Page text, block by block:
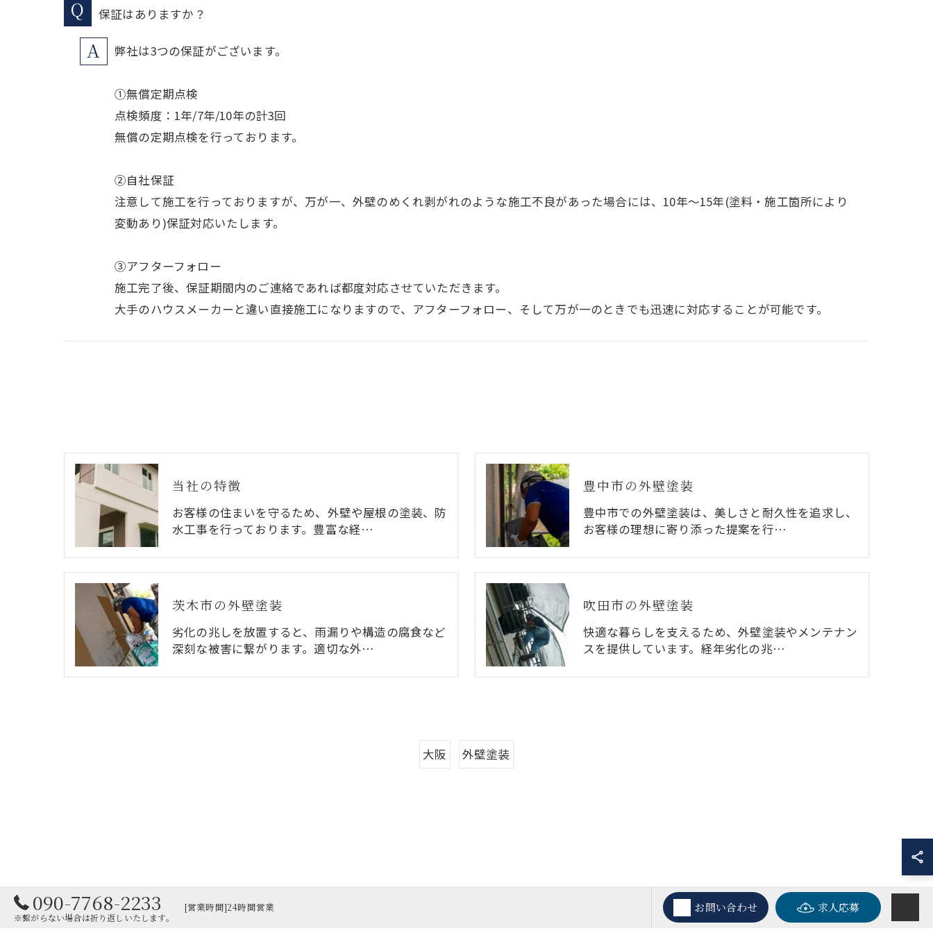
保証はありますか？
弊社は3つの保証がございます。
①無償定期点検
点検頻度：1年/7年/10年の計3回
無償の定期点検を行っております。
②自社保証
注意して施工を行っておりますが、万が一、外壁のめくれ剥がれのような施工不良があった場合には、10年～15年(塗料・施工箇所により
変動あり)保証対応いたします。
③アフターフォロー
施工完了後、保証期間内のご連絡であれば都度対応させていただきます。
大手のハウスメーカーと違い直接施工になりますので、アフターフォロー、そして万が一のときでも迅速に対応することが可能です。
当社の特徴
お客様の住まいを守るため、外壁や屋根の塗装、防
水工事を行っております。豊富な経…
豊中市の外壁塗装
豊中市での外壁塗装は、美しさと耐久性を追求し、
お客様の理想に寄り添った提案を行…
茨木市の外壁塗装
劣化の兆しを放置すると、雨漏りや構造の腐食など
深刻な被害に繋がります。適切な外…
吹田市の外壁塗装
快適な暮らしを支えるため、外壁塗装やメンテナン
スを提供しています。経年劣化の兆…
大阪 外壁塗装
090-7768-2233
※繋がらない場合は折り返しいたします。
[営業時間]24時間営業 お問い合わせ 求人応募